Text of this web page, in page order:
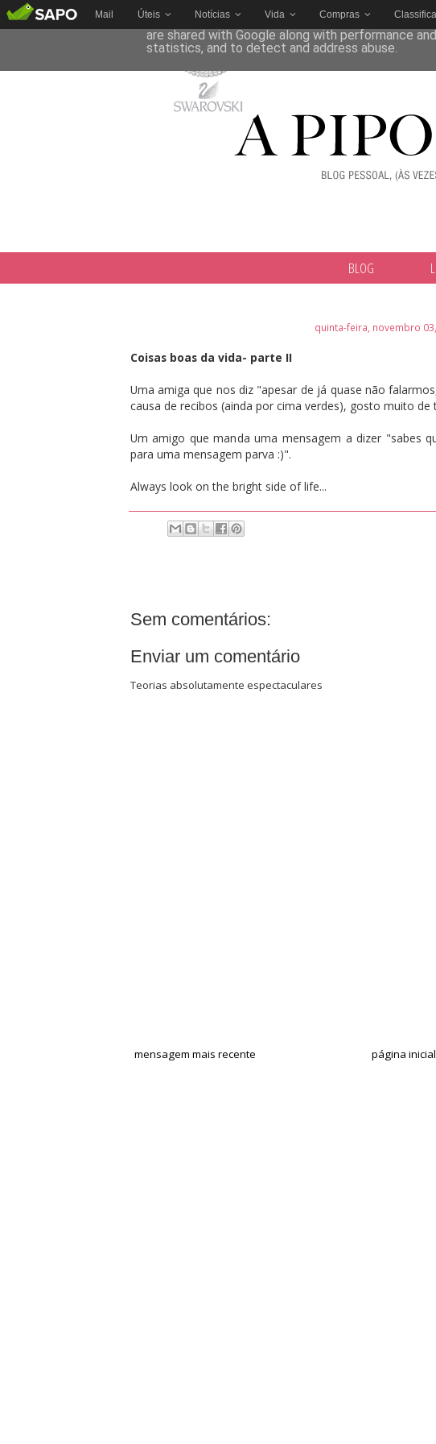
Mail Úteis Notícias Vida Compras
BLOG
quinta-feira, novembro
Coisas boas da vida- parte II
Uma amiga que nos diz "apesar de já quase não
causa de recibos (ainda por cima verdes), gosto muito de
Um amigo que manda uma mensagem a dizer "sabes
para uma mensagem parva :)".
Always look on the bright side of life...
Sem comentários:
Enviar um comentário
Teorias absolutamente espectaculares
mensagem mais recente página inicial
This site uses cookies from Google to deliver its
are shared with Google along with performance
statistics, and to detect and address abuse.